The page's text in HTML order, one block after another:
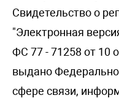
Свидетельство о
"Электронная
ФС 77 - 71258 от 10
выдано
сфере связи,